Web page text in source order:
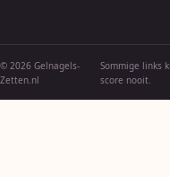
© 2026 Gelnagels-
Zetten.nl
Sommige links
score nooit.